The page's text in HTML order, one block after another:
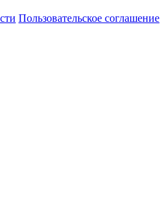
Пользовательское соглашение